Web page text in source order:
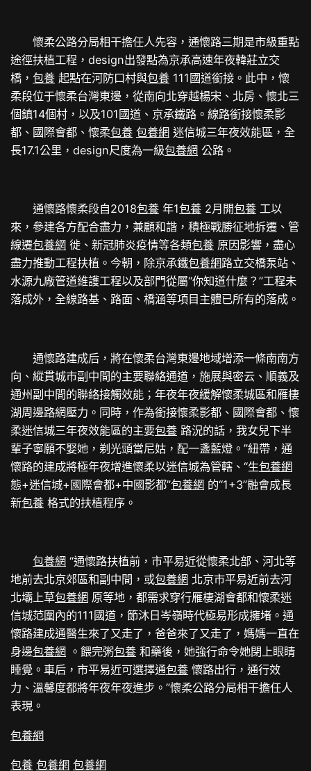
懷柔公路分局相干擔任人先容，通懷路三期是市級重點
途徑扶植工程，design出發點為京承高速年夜韓莊立交
橋，包養 起點在河防口村與包養 111國道銜接。此中，懷
柔段位于懷柔台灣東邊，從南向北穿越楊宋、北房、懷北三
個鎮14個村，以及101國道、京承鐵路。線路銜接懷柔影
都、國際會都、懷柔包養 包養網 迷信城三年夜效能區，全
長17.1公里，design尺度為一級包養網 公路。
通懷路懷柔段自2018包養 年1包養 2月開包養 工以
來，參建各方配合盡力，兼顧和諧，積極戰勝征地拆遷、管
線遷包養網 徙、新冠肺炎疫情等各類包養 原因影響，盡心
盡力推動工程扶植。今朝，除京承鐵包養網路立交橋泵站、
水源九廠管道維護工程以及部門從屬“你知道什麼？”工程未
落成外，全線路基、路面、橋涵等項目主體已所有的落成。
通懷路建成后，將在懷柔台灣東邊地域增添一條南南方
向、縱貫城市副中間的主要聯絡通道，施展與密云、順義及
通州副中間的聯絡接觸效能；年夜年夜緩解懷柔城區和雁棲
湖周邊路網壓力。同時，作為銜接懷柔影都、國際會都、懷
柔迷信城三年夜效能區的主要包養 路況的話，我女兒下半
輩子寧願不娶她，剃光頭當尼姑，配一盞藍燈。”紐帶，通
懷路的建成將極年夜增進懷柔以迷信城為管轄、“生包養網
態+迷信城+國際會都+中國影都”包養網 的“1+3”融會成長
新包養 格式的扶植程序。
包養網 “通懷路扶植前，市平易近從懷柔北部、河北等
地前去北京郊區和副中間，或包養網 北京市平易近前去河
北壩上草包養網 原等地，都需求穿行雁棲湖會都和懷柔迷
信城范圍內的111國道，節沐日岑嶺時代極易形成擁堵。通
懷路建成通醫生來了又走了，爸爸來了又走了，媽媽一直在
身邊包養網 。餵完粥包養 和藥後，她強行命令她閉上眼睛
睡覺。車后，市平易近可選擇通包養 懷路出行，通行效
力、溫馨度都將年夜年夜進步。”懷柔公路分局相干擔任人
表現。
包養網
包養 包養網 包養網